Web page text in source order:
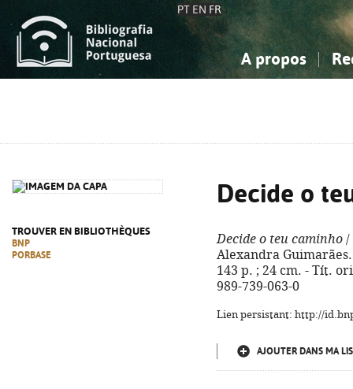
PT EN FR
A propos
TROUVER EN BIBLIOTHÈQUES
BNP
PORBASE
Decide o
Decide o teu caminho /
Alexandra
143 p. ; 24 cm. - Tít.
989-739-063-0
Lien persistant: http://
AJOUTER DANS MA